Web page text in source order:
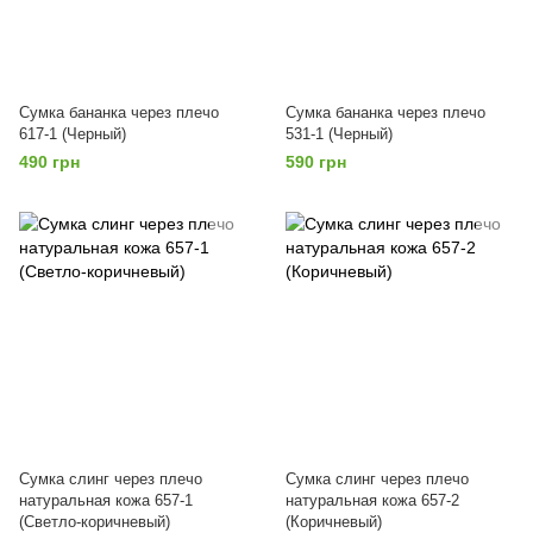
Сумка бананка через плечо
617-1 (Черный)
490 грн
Сумка бананка через плечо
531-1 (Черный)
590 грн
Сумка слинг через плечо
натуральная кожа 657-1
(Светло-коричневый)
Сумка слинг через плечо
натуральная кожа 657-2
(Коричневый)